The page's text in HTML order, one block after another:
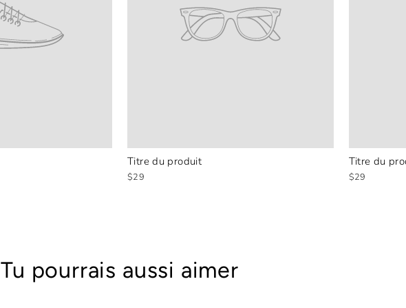
Titre du produit
$29
Titre du
$29
Tu pourrais aussi aimer